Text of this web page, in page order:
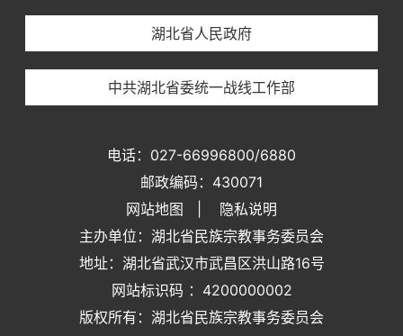
湖北省人民政府
中共湖北省委统一战线工作部
电话：027-66996800/6880
邮政编码：430071
网站地图
隐私说明
主办单位：湖北省民族宗教事务委员会
地址：湖北省武汉市武昌区洪山路16号
网站标识码 ：4200000002
版权所有：湖北省民族宗教事务委员会